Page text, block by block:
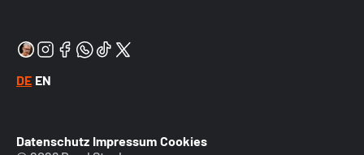
DE EN
Datenschutz Impressum Cookies